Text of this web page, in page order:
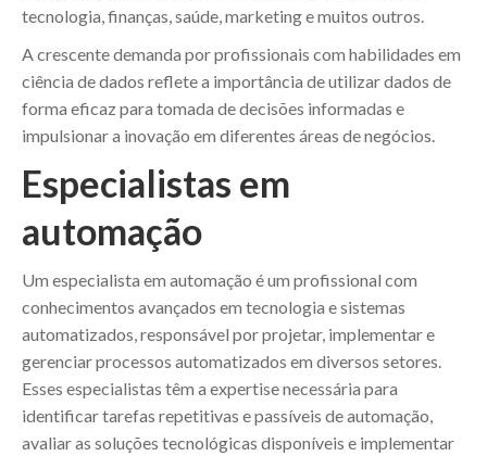
tecnologia, finanças, saúde, marketing e muitos outros.
A crescente demanda por profissionais com habilidades em
ciência de dados reflete a importância de utilizar dados de
forma eficaz para tomada de decisões informadas e
impulsionar a inovação em diferentes áreas de negócios.
Especialistas em
automação
Um especialista em automação é um profissional com
conhecimentos avançados em tecnologia e sistemas
automatizados, responsável por projetar, implementar e
gerenciar processos automatizados em diversos setores.
Esses especialistas têm a expertise necessária para
identificar tarefas repetitivas e passíveis de automação,
avaliar as soluções tecnológicas disponíveis e implementar